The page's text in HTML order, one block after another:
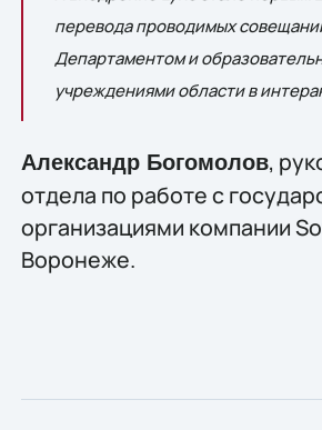
перевода проводимых
Департаментом и
учреждениями области в
Александр Богомолов,
отдела по работе с
организациями компании
Воронеже.